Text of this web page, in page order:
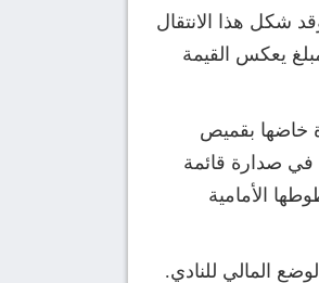
إلى مرحلة النضج الكروي المُلفت بعد انتقاله من مانشستر سيتي إلى أتلتيكو مدريد في صيف عام 2024. وقد شكل هذا الانتقال
ومتغيرات. هذا المبلغ يعكس القيمة
ألفاريز التوقعات، بل قدم أداءً مبهرًا ترجمته إحصائيات قوية ومؤثرة. ففي 76 مباراة خاضها بقميص
المحوري وتضعه في صدارة قائمة
الأمامية
المالي للنادي.